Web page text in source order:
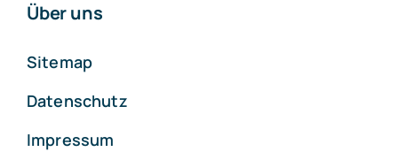
Über uns
Sitemap
Datenschutz
Impressum